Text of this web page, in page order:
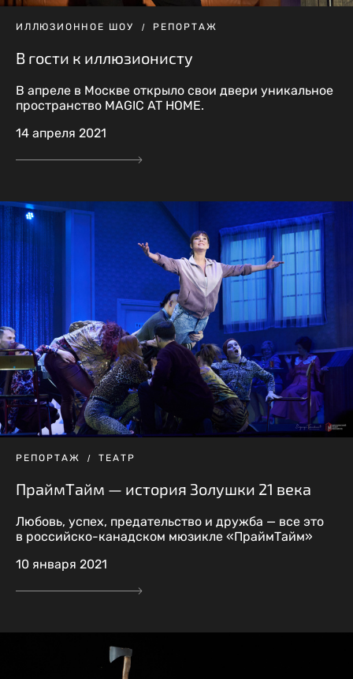
ИЛЛЮЗИОННОЕ ШОУ РЕПОРТАЖ
В гости к иллюзионисту
В апреле в Москве открыло свои двери уникальное
пространство MAGIC AT HOME.
14 апреля 2021
РЕПОРТАЖ ТЕАТР
ПраймТайм — история Золушки 21 века
Любовь, успех, предательство и дружба — все это
в российско-канадском мюзикле «ПраймТайм»
10 января 2021